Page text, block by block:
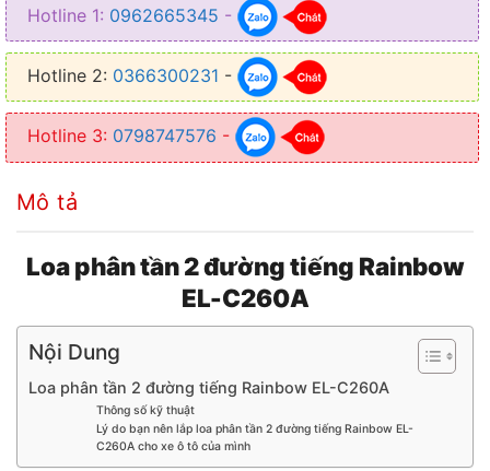
● Dải tần số: 60Hz-20kHz
● Độ nhạy: 88 dB/Wm
● Trở kháng: 3,4 Ohm
Hotline 1: 0962665345 -
Hotline 2: 0366300231 -
Hotline 3: 0798747576 -
Mô tả
Loa phân tần 2 đường tiếng Rainbow
EL-C260A
Nội Dung
Loa phân tần 2 đường tiếng Rainbow EL-C260A
Thông số kỹ thuật
Lý do bạn nên lắp loa phân tần 2 đường tiếng Rainbow EL-
C260A cho xe ô tô của mình